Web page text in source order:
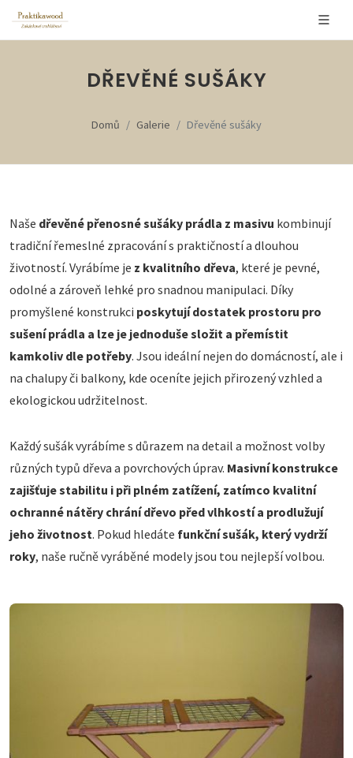
DŘEVĚNÉ SUŠÁKY
Domů Galerie Dřevěné sušáky
Naše dřevěné přenosné sušáky prádla z masivu kombinují
tradiční řemeslné zpracování s praktičností a dlouhou
životností. Vyrábíme je z kvalitního dřeva, které je pevné,
odolné a zároveň lehké pro snadnou manipulaci. Díky
promyšlené konstrukci poskytují dostatek prostoru pro
sušení prádla a lze je jednoduše složit a přemístit
kamkoliv dle potřeby. Jsou ideální nejen do domácností, ale i
na chalupy či balkony, kde oceníte jejich přirozený vzhled a
ekologickou udržitelnost.
Každý sušák vyrábíme s důrazem na detail a možnost volby
různých typů dřeva a povrchových úprav. Masivní konstrukce
zajišťuje stabilitu i při plném zatížení, zatímco kvalitní
ochranné nátěry chrání dřevo před vlhkostí a prodlužují
jeho životnost. Pokud hledáte funkční sušák, který vydrží
roky, naše ručně vyráběné modely jsou tou nejlepší volbou.